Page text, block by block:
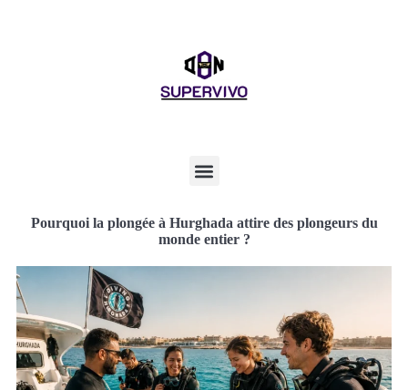
Pourquoi la plongée à Hurghada attire des plongeurs du
monde entier ?